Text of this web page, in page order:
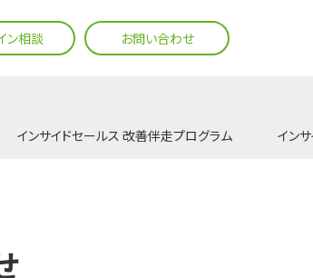
ン相談 お問い合わせ
インサイドセールス 改善伴走プログラム イン